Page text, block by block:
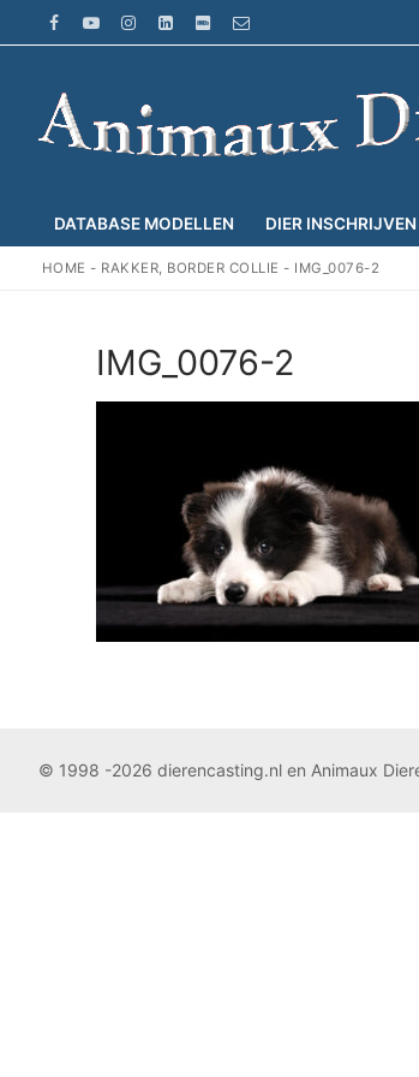
naar
inhoud
DATABASE MODELLEN DIER INSCHRIJVEN
HOME - RAKKER, BORDER COLLIE - IMG_0076-2
IMG_0076-2
© 1998 -2026 dierencasting.nl en Animaux